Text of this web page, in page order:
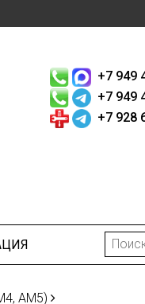
+7 949
+7 949
+7 928
AM5)